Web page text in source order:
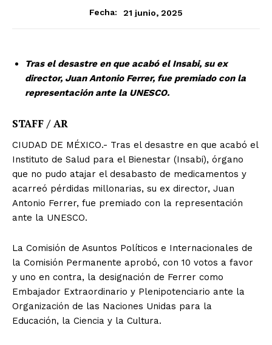
Fecha: 21 junio, 2025
Tras el desastre en que acabó el Insabi, su ex
director, Juan Antonio Ferrer, fue premiado con la
representación ante la UNESCO.
STAFF / AR
CIUDAD DE MÉXICO.- Tras el desastre en que acabó el
Instituto de Salud para el Bienestar (Insabi), órgano
que no pudo atajar el desabasto de medicamentos y
acarreó pérdidas millonarias, su ex director, Juan
Antonio Ferrer, fue premiado con la representación
ante la UNESCO.
La Comisión de Asuntos Políticos e Internacionales de
la Comisión Permanente aprobó, con 10 votos a favor
y uno en contra, la designación de Ferrer como
Embajador Extraordinario y Plenipotenciario ante la
Organización de las Naciones Unidas para la
Educación, la Ciencia y la Cultura.